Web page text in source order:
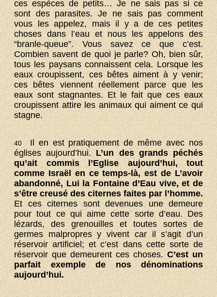
ces espèces de petits… Je ne sais pas si ce
sont des parasites. Je ne sais pas comment
vous les appelez, mais il y a de ces petites
choses dans l’eau et nous les appelons des
“branle-queue”. Vous savez ce que c’est.
Combien savent de quoi je parle? Oh, bien sûr,
tous les paysans connaissent cela. Lorsque les
eaux croupissent, ces bêtes aiment à y venir;
ces bêtes viennent réellement parce que les
eaux sont stagnantes. Et le fait que ces eaux
croupissent attire les animaux qui aiment ce qui
stagne.
40Il en est pratiquement de même avec nos
églises aujourd’hui.L’un des grands péchés
qu’ait commis l’Eglise aujourd’hui, tout
comme Israël en ce temps-là, est de L’avoir
abandonné, Lui la Fontaine d’Eau vive, et de
s’être creusé des citernes faites par l’homme.
Et ces citernes sont devenues une demeure
pour tout ce qui aime cette sorte d’eau. Des
lézards, des grenouilles et toutes sortes de
germes malpropres y vivent car il s’agit d’un
réservoir artificiel; et c’est dans cette sorte de
réservoir que demeurent ces choses.C’est un
parfait exemple de nos dénominations
aujourd’hui.